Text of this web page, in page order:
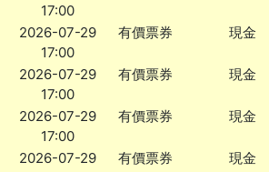
17:00
2026-07-29
17:00
有價票券 現金
2026-07-29
17:00
有價票券 現金
2026-07-29
17:00
有價票券 現金
2026-07-29
有價票券 現金